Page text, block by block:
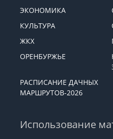
ЭКОНОМИКА
КУЛЬТУРА
ЖКХ
ОРЕНБУРЖЬЕ
РАСПИСАНИЕ ДАЧНЫХ
МАРШРУТОВ-2026
Использование